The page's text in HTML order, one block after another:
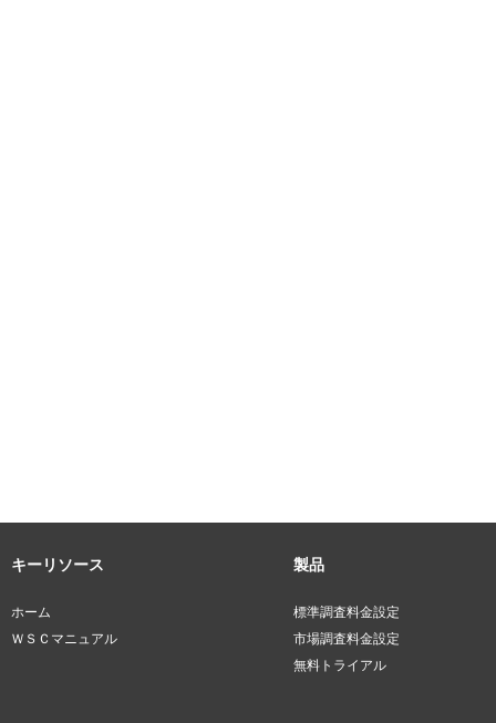
キーリソース
ホーム
ＷＳＣマニュアル
製品
標準調査料金設定
市場調査料金設定
無料トライアル